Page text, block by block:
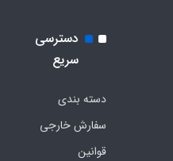
دسترسی
سریع
دسته بندی
سفارش خارجی
قوانین